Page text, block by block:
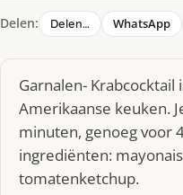
Delen: Delen… WhatsApp
Garnalen-
Amerikaanse keuken.
minuten, genoeg voor
ingrediënten:
tomatenketchup.